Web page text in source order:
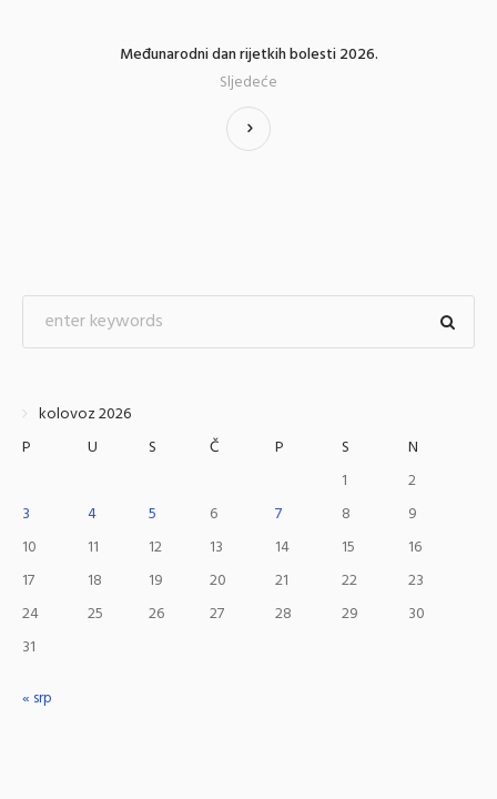
Međunarodni dan rijetkih bolesti 2026.
Sljedeće
kolovoz 2026
P
U S Č P S
N
1
2
3
4 5 6 7 8
9
10
11 12 13 14 15
16
17
18 19 20 21 22
23
24
25 26 27 28 29
30
31
« srp